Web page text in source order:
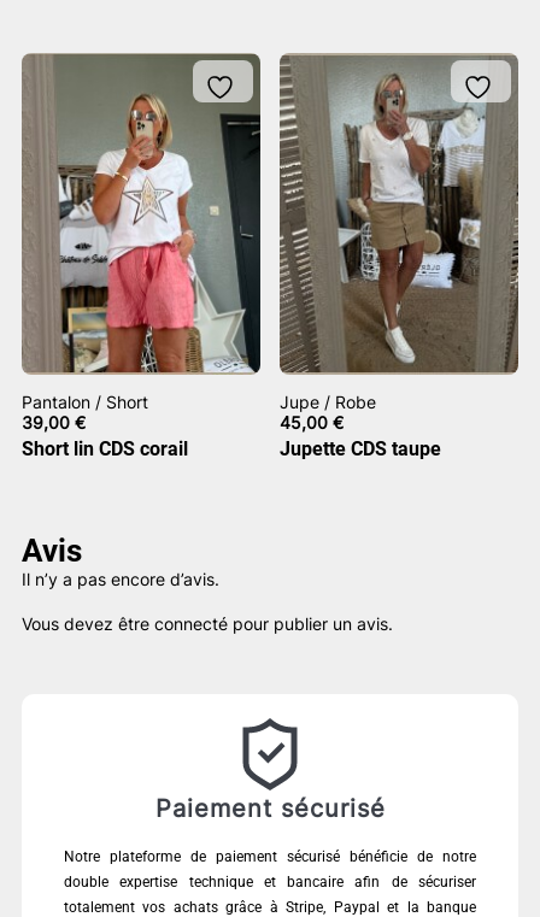
Pantalon / Short
39,00 €
Short lin CDS corail
Jupe / Robe
45,00€
Jupette CDS taupe
Avis
Il n’y a pas encore d’avis.
Vous devez être connecté pour publier un avis.
Paiement sécurisé
Notre plateforme de paiement sécurisé bénéficie de notre
double expertise technique et bancaire afin de sécuriser
totalement vos achats grâce à Stripe, Paypal et la banque